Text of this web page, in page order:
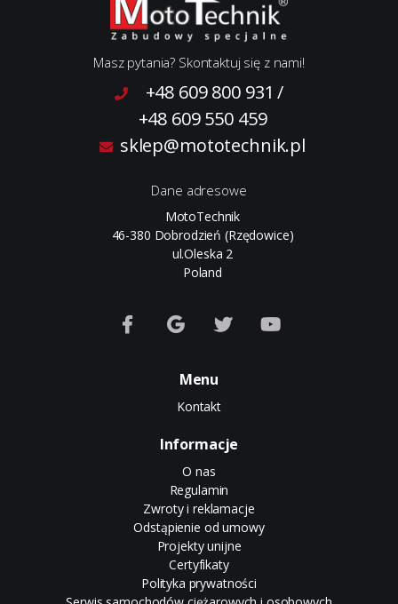
Masz pytania? Skontaktuj się z nami!
+48 609 800 931 /
+48 609 550 459
sklep@mototechnik.pl
Dane adresowe
MotoTechnik
46-380 Dobrodzień (Rzędowice)
ul.Oleska 2
Poland
Menu
Kontakt
Informacje
O nas
Regulamin
Zwroty i reklamacje
Odstąpienie od umowy
Projekty unijne
Certyfikaty
Polityka prywatności